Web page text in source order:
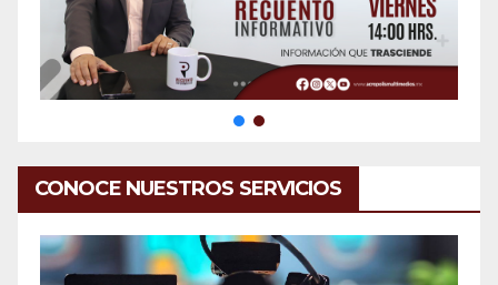
CONOCE NUESTROS SERVICIOS